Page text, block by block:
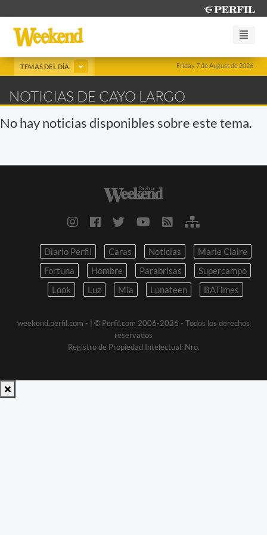
Friday 7 de August de 2026
TEMAS DEL DÍA
NOTICIAS DE CAYO LARGO
No hay noticias disponibles sobre este tema.
Diario Perfil Caras Noticias
Marie Claire
Fortuna
Hombre Parabrisas
Supercampo
Look
Luz Mia Lunateen BATimes
weekend.perfil.com -
| © Perfil.com 2006-2026 - Todos los derechos
reservados
Registro de Propiedad Intelectual: Nro.